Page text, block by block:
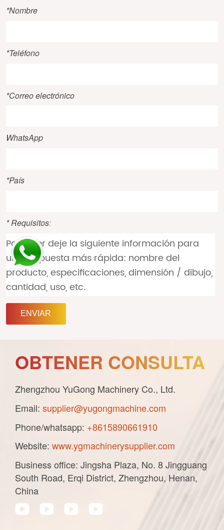
*Nombre
*Teléfono
*Correo electrónico
WhatsApp
*País
* Requisitos:
ENVIAR
OBTENER CONSULTA
Zhengzhou YuGong Machinery Co., Ltd.
Email: supplier@yugongmachine.com
Phone/whatsapp: +8615890661910
Website: www.ygmachinerysupplier.com
Business office: Jingsha Plaza, No. 8 Jingguang
South Road, Erqi District, Zhengzhou, Henan,
China